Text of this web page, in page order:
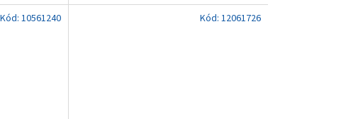
Kód: 10561240 Kód: 12061726